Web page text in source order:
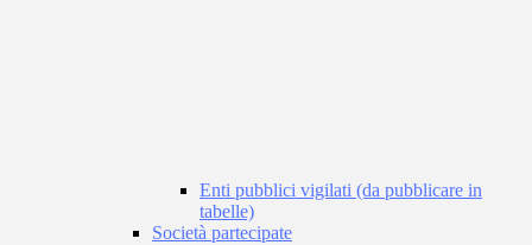
Enti pubblici vigilati (da pubblicare in
tabelle)
Società partecipate